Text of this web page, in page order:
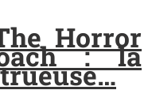
Horror
: la